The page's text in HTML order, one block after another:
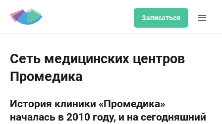
Записаться
Сеть медицинских центров
Промедика
История клиники «Промедика»
началась в 2010 году, и на сегодняшний